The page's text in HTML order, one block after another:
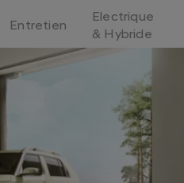
Entretien
Electrique
& Hybride